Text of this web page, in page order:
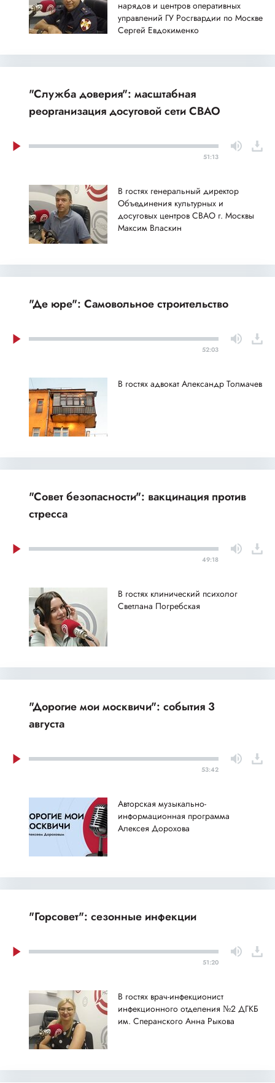
нарядов и центров оперативных
управлений ГУ Росгвардии по Москве
Сергей Евдокименко
"Служба доверия": масштабная
реорганизация досуговой сети СВАО
51:13
В гостях генеральный директор
Объединения культурных и
досуговых центров СВАО г. Москвы
Максим Власкин
"Де юре": Самовольное строительство
52:03
В гостях адвокат Александр Толмачев
"Совет безопасности": вакцинация против
стресса
49:18
В гостях клинический психолог
Светлана Погребская
"Дорогие мои москвичи": события 3
августа
53:42
Авторская музыкально-
информационная программа
Алексея Дорохова
"Горсовет": сезонные инфекции
51:20
В гостях врач-инфекционист
инфекционного отделения №2 ДГКБ
им. Сперанского Анна Рыкова